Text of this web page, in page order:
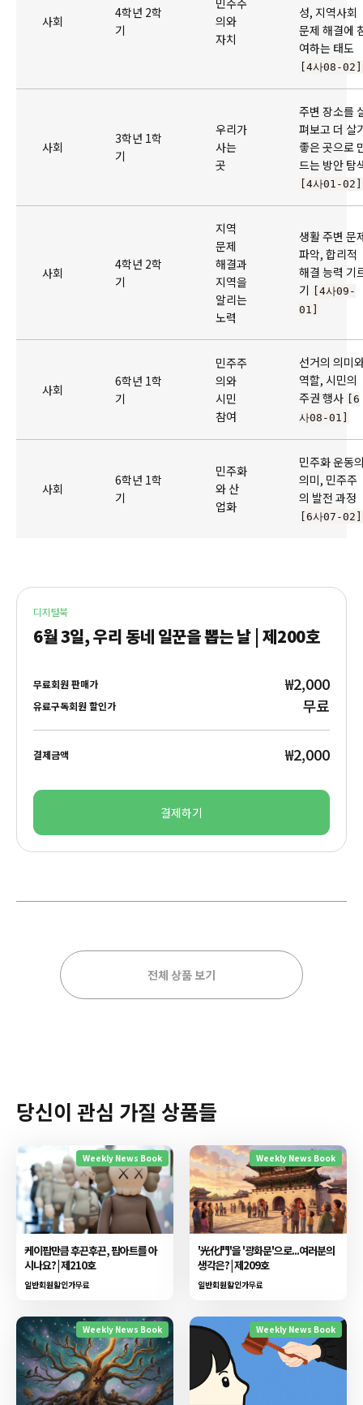
사회
4학년 2학
기
민주주
의와
자치
성, 지역사회
문제 해결에
여하는 태도
[4사08-02]
사회
3학년 1학
기
우리가
사는
곳
주변 장소를
펴보고 더 살
좋은 곳으로
드는 방안 탐
[4사01-02]
사회
4학년 2학
기
지역
문제
해결과
지역을
알리는
노력
생활 주변 문
파악, 합리적
해결 능력 기
기
[4사09-
01]
사회
6학년 1학
기
민주주
의와
시민
참여
선거의 의미
역할, 시민의
주권 행사
[6
사08-01]
사회
6학년 1학
기
민주화
와 산
업화
민주화 운동
의미, 민주주
의 발전 과정
[6사07-02]
디지털북
6월 3일, 우리 동네 일꾼을 뽑는 날 | 제200호
무료회원 판매가 ₩2,000
유료구독회원 할인가 무료
결제금액 ₩2,000
결제하기
전체 상품 보기
당신이 관심 가질 상품들
Weekly News Book
케이팝만큼 후끈후끈, 팝아트를 아
시나요? | 제210호
일반회원할인가무료
Weekly News Book
'光化門'을 '광화문'으로...여러분의
생각은? | 제209호
일반회원할인가무료
Weekly News Book Weekly News Book